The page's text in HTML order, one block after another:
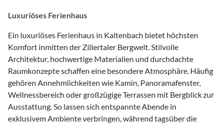
Luxuriöses Ferienhaus
Ein luxuriöses Ferienhaus in Kaltenbach bietet höchsten
Komfort inmitten der Zillertaler Bergwelt. Stilvolle
Architektur, hochwertige Materialien und durchdachte
Raumkonzepte schaffen eine besondere Atmosphäre. Häufig
gehören Annehmlichkeiten wie Kamin, Panoramafenster,
Wellnessbereich oder großzügige Terrassen mit Bergblick zur
Ausstattung. So lassen sich entspannte Abende in
exklusivem Ambiente verbringen, während tagsüber die